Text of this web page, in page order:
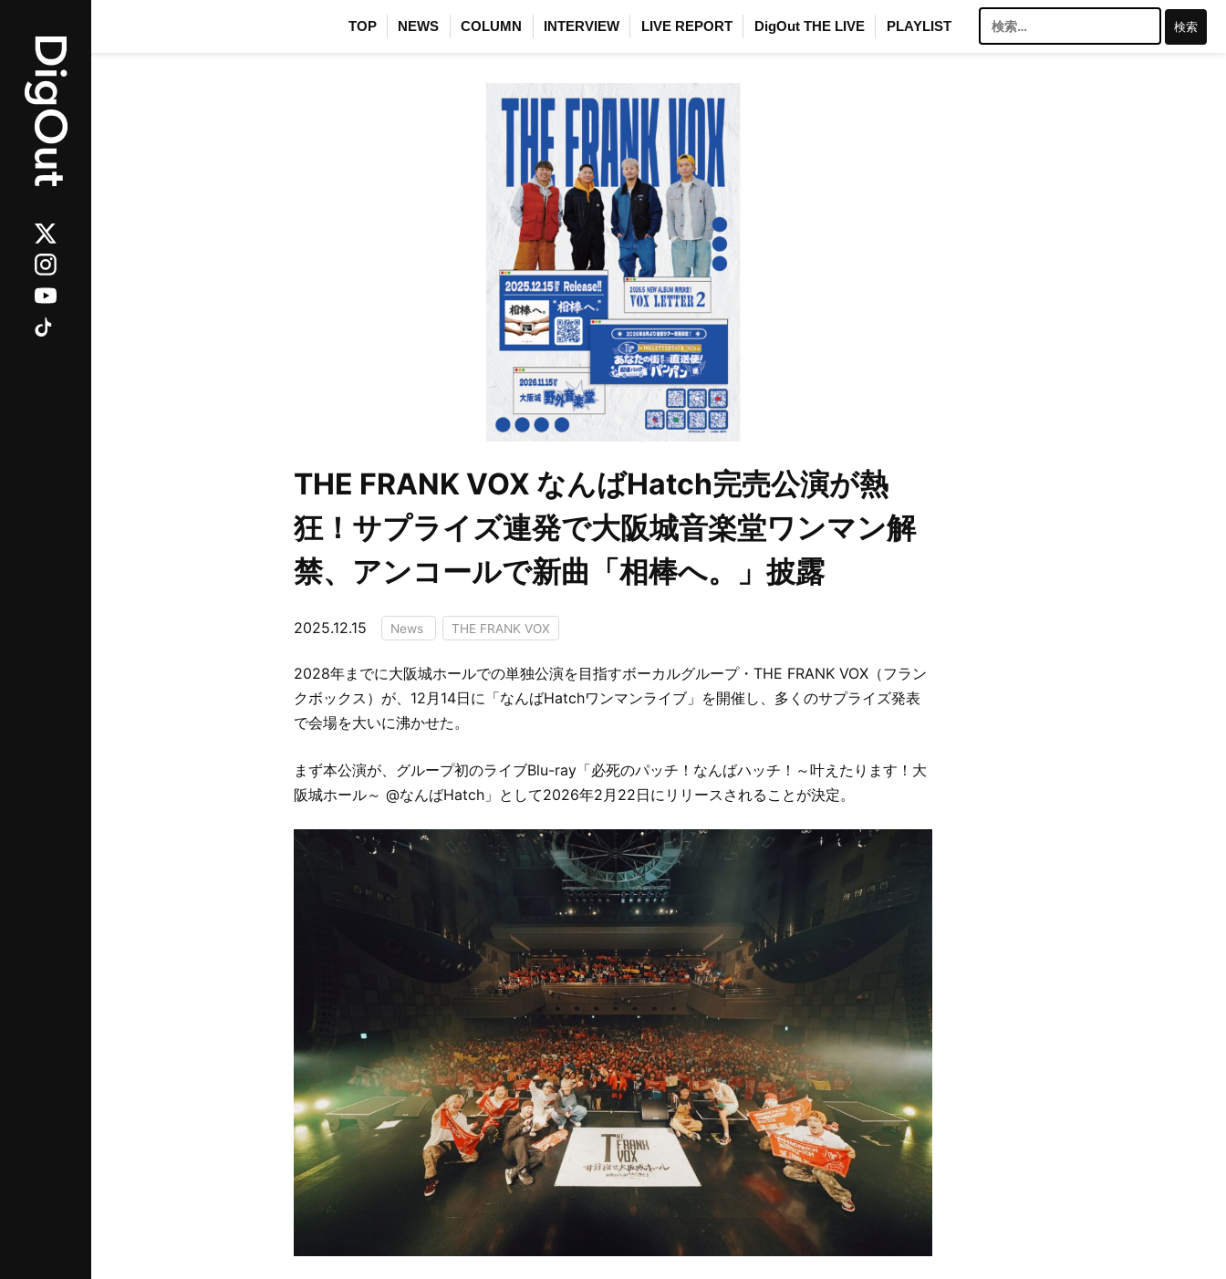
TOP NEWS COLUMN INTERVIEW LIVE REPORT DigOut THE LIVE PLAYLIST
索:
THE FRANK VOX なんばHatch完売公演が熱
狂！サプライズ連発で大阪城音楽堂ワンマン解
禁、アンコールで新曲「相棒へ。」披露
2025.12.15 News THE FRANK VOX
2028年までに大阪城ホールでの単独公演を目指すボーカルグループ・THE FRANK VOX（フラン
クボックス）が、12月14日に「なんばHatchワンマンライブ」を開催し、多くのサプライズ発表
で会場を大いに沸かせた。
まず本公演が、グループ初のライブBlu-ray「必死のパッチ！なんばハッチ！～叶えたります！大
阪城ホール～ @なんばHatch」として2026年2月22日にリリースされることが決定。